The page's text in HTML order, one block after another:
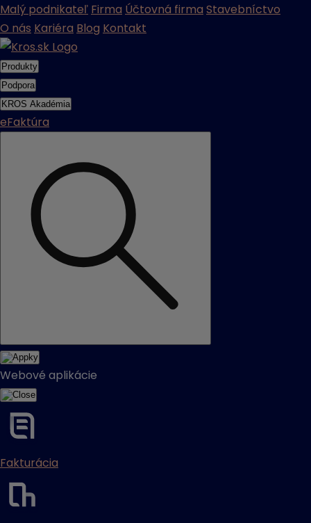
Malý podnikateľ Firma Účtovná firma Stavebníctvo
O nás Kariéra Blog Kontakt
Produkty
Podpora
KROS Akadémia
eFaktúra
Webové aplikácie
Fakturácia